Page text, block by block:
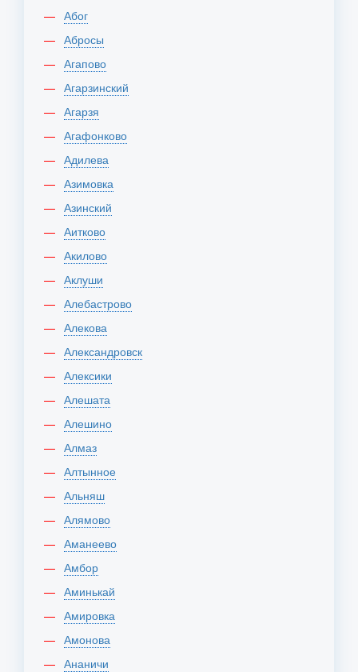
Абог
Абросы
Агапово
Агарзинский
Агарзя
Агафонково
Адилева
Азимовка
Азинский
Аитково
Акилово
Аклуши
Алебастрово
Алекова
Александровск
Алексики
Алешата
Алешино
Алмаз
Алтынное
Альняш
Алямово
Аманеево
Амбор
Аминькай
Амировка
Амонова
Ананичи